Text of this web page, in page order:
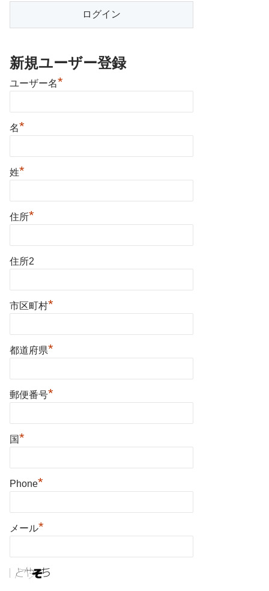
新規ユーザー登録
ユーザー名*
名*
姓*
住所*
住所2
市区町村*
都道府県*
郵便番号*
国*
Phone*
メール*